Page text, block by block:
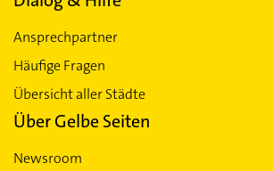
Ansprechpartner
Häufige Fragen
Übersicht aller Städte
Über Gelbe Seiten
Newsroom